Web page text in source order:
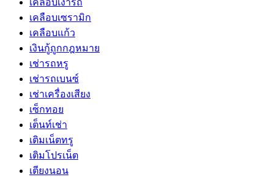
เคลือบเงารถ
เคลือบเซรามิก
เคลือบแก้ว
เงินกู้ถูกกฎหมาย
เช่ารถหรู
เช่ารถเบนซ์
เช่าเครื่องเสียง
เซ็กทอย
เต็นท์เช่า
เติมเน็ตทรู
เติมโปรเน็ต
เตียงนอน